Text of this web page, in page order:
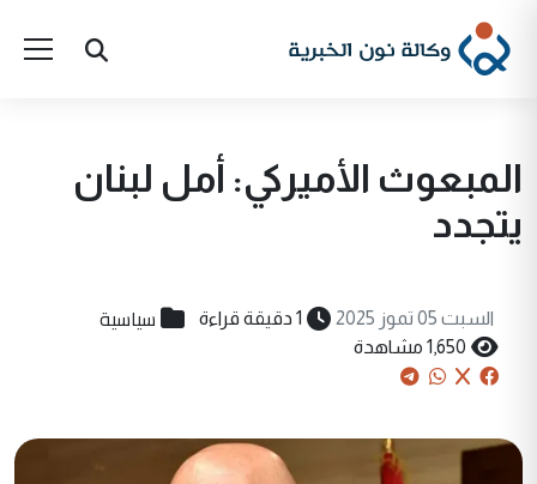
المبعوث الأميركي: أمل لبنان
يتجدد
السبت 05 تموز 2025 1 دقيقة قراءة سياسية
1,650 مشاهدة